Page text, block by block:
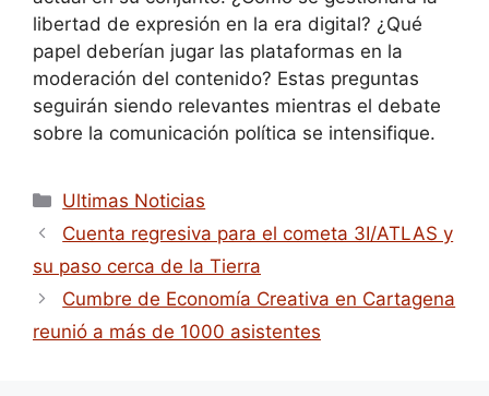
libertad de expresión en la era digital? ¿Qué
papel deberían jugar las plataformas en la
moderación del contenido? Estas preguntas
seguirán siendo relevantes mientras el debate
sobre la comunicación política se intensifique.
Ultimas Noticias
Cuenta regresiva para el cometa 3I/ATLAS y
su paso cerca de la Tierra
Cumbre de Economía Creativa en Cartagena
reunió a más de 1000 asistentes